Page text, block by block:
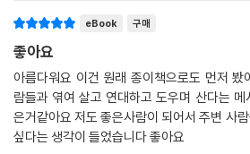
한 세계가 끝나도 결코 사라지지 않을 사랑의 연
전삼혜 작가는 그간 청소년SF소설이라는 한길
의 시공간에 매이지 않고 앞으로 뻗어 나가기
파고들어야 하는 SF문학, 오늘날을 살아가는
만 동시에 청소년이 살아갈 미래를 염두에 두
은 데가 있는 두 영역의 교집합에 전삼혜 소설
eBook 구매
좋아요
아름다워요 이건 원래 종이책으로도 먼저 봤
람들과 엮여 살고 연대하고 도우며 산다는
은거같아요 저도 좋은사람이 되어서 주변 사
싶다는 생각이 들었습니다 좋아요